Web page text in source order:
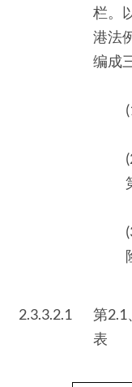
栏。
港法
编成
2.3.3.2.1
第2.1
表